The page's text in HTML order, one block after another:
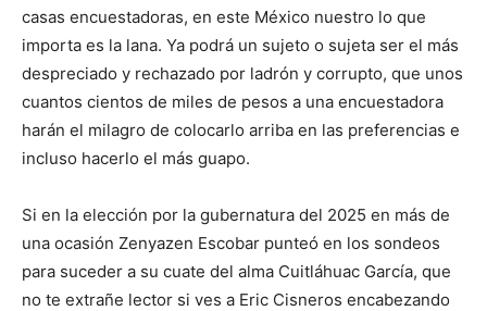
casas encuestadoras, en este México nuestro lo que
importa es la lana. Ya podrá un sujeto o sujeta ser el más
despreciado y rechazado por ladrón y corrupto, que unos
cuantos cientos de miles de pesos a una encuestadora
harán el milagro de colocarlo arriba en las preferencias e
incluso hacerlo el más guapo.
Si en la elección por la gubernatura del 2025 en más de
una ocasión Zenyazen Escobar punteó en los sondeos
para suceder a su cuate del alma Cuitláhuac García, que
no te extrañe lector si ves a Eric Cisneros encabezando